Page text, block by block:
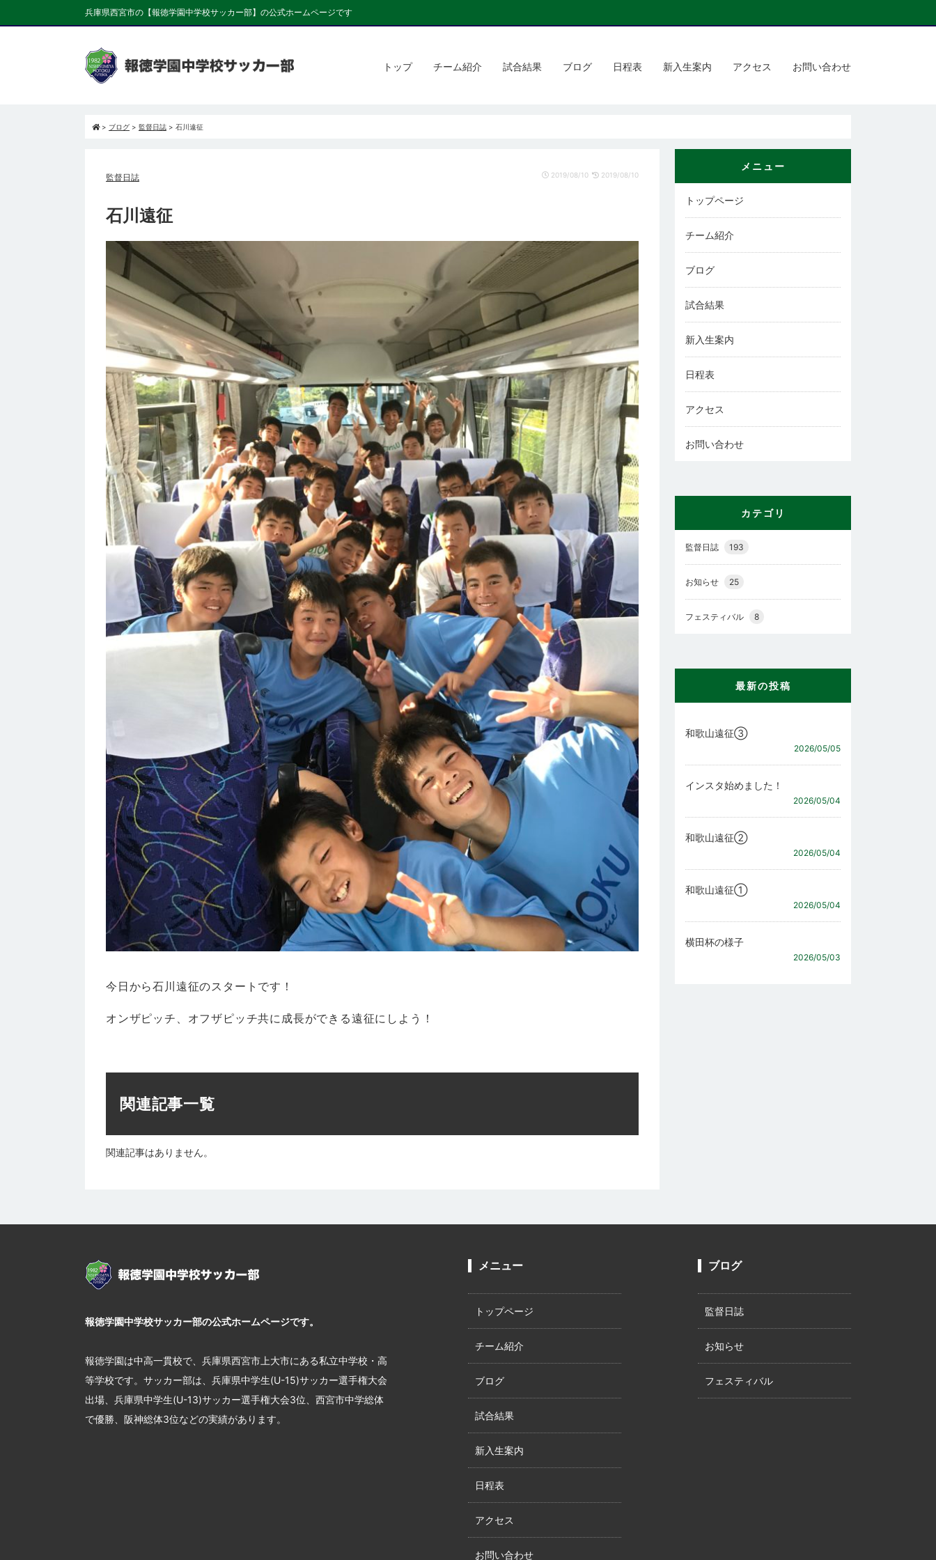
兵庫県西宮市の【報徳学園中学校サッカー部】の公式ホームページです
トップ チーム紹介 試合結果 ブログ 日程表 新入生案内 アクセス お問い合わせ
> ブログ > 監督日誌 > 石川遠征
監督日誌 2019/08/10 2019/08/10
石川遠征
今日から石川遠征のスタートです！
オンザピッチ、オフザピッチ共に成長ができる遠征にしよう！
関連記事一覧
関連記事はありません。
メニュー
トップページ
チーム紹介
ブログ
試合結果
新入生案内
日程表
アクセス
お問い合わせ
カテゴリ
監督日誌 193
お知らせ 25
フェスティバル 8
最新の投稿
和歌山遠征③
2026/05/05
インスタ始めました！
2026/05/04
和歌山遠征②
2026/05/04
和歌山遠征①
2026/05/04
横田杯の様子
2026/05/03
報徳学園中学校サッカー部の公式ホームページです。
報徳学園は中高一貫校で、兵庫県西宮市上大市にある私立中学校・高
等学校です。サッカー部は、兵庫県中学生(U-15)サッカー選手権大会
出場、兵庫県中学生(U-13)サッカー選手権大会3位、西宮市中学総体
で優勝、阪神総体3位などの実績があります。
メニュー
トップページ
チーム紹介
ブログ
試合結果
新入生案内
日程表
アクセス
お問い合わせ
ブログ
監督日誌
お知らせ
フェスティバル